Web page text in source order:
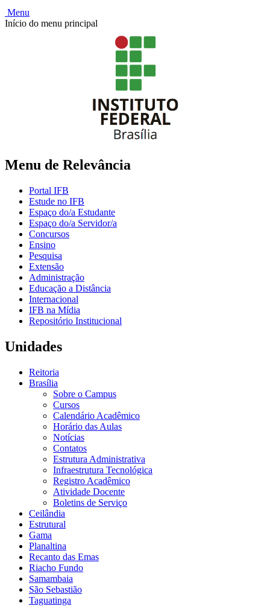
Menu
Início do menu principal
Menu de Relevância
Portal IFB
Estude no IFB
Espaço do/a Estudante
Espaço do/a Servidor/a
Concursos
Ensino
Pesquisa
Extensão
Administração
Educação a Distância
Internacional
IFB na Mídia
Repositório Institucional
Unidades
Reitoria
Brasília
Sobre o Campus
Cursos
Calendário Acadêmico
Horário das Aulas
Notícias
Contatos
Estrutura Administrativa
Infraestrutura Tecnológica
Registro Acadêmico
Atividade Docente
Boletins de Serviço
Ceilândia
Estrutural
Gama
Planaltina
Recanto das Emas
Riacho Fundo
Samambaia
São Sebastião
Taguatinga